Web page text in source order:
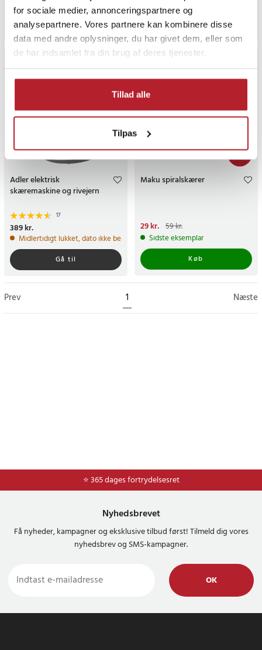
for sociale medier, annonceringspartnere og
analysepartnere. Vores partnere kan kombinere disse
data med andre oplysninger, du har givet dem, eller som
de har indsamlet fra din brug af deres tjenester.
Tillad alle
Tilpas
Midlertidigt lukket, dato ikke bekræftet
Gå til
Findes på lager, Leveres i løbet af
Køb
Adler elektrisk
skæremaskine og rivejern
17
Pris:389 kr.
389 kr.
Midlertidigt lukket, dato ikke bekræftet
Gå til
-51%
Maku spiralskærer
Nuværende pris
pris:59 kr.
29 kr. 59 kr.
Sidste eksemplar
Køb
Prev 1 Næste
⭐ 365 dages fortrydelsesret
Nyhedsbrevet
Få nyheder, kampagner og eksklusive tilbud først! Tilmeld dig vores
nyhedsbrev og SMS-kampagner.
OK